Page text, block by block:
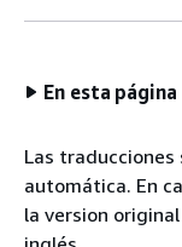
En esta página
Las
automática. En
la version